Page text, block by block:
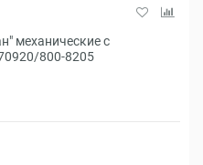
механические с
800-8205